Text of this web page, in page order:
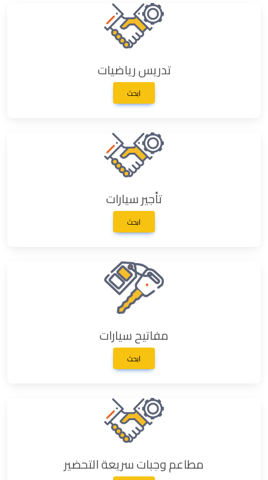
تدريس رياضيات
ابحث
تأجير سيارات
ابحث
مفاتيح سيارات
ابحث
مطاعم وجبات سريعة التحضير